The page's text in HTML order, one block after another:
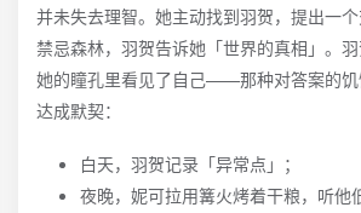
并未失去理智。她主动找到羽贺，提出一
禁忌森林，羽贺告诉她「世界的真相」。
她的瞳孔里看见了自己——那种对答案的饥
达成默契：
白天，羽贺记录「异常点」；
夜晚，妮可拉用篝火烤着干粮，听他